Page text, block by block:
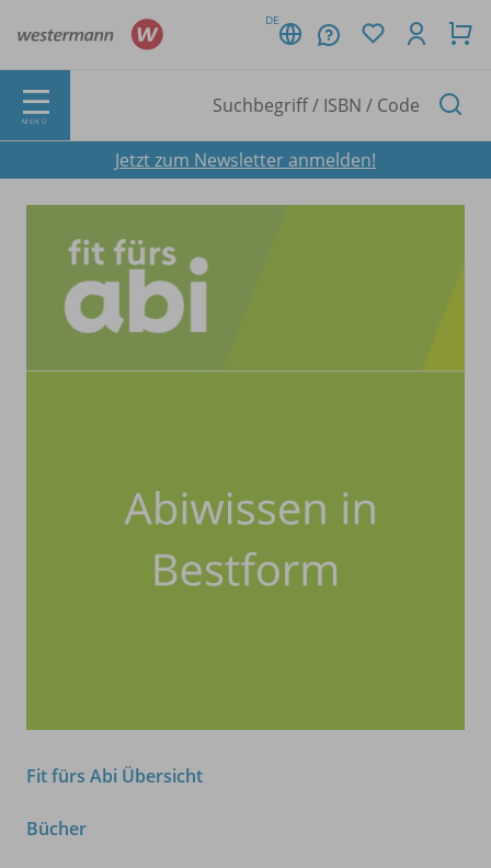
DE
MENÜ
Jetzt zum Newsletter anmelden!
Fit fürs Abi Übersicht
Bücher